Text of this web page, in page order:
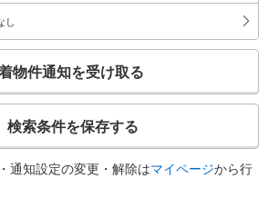
し
物件通知を受け取る
検索条件を保存する
通知設定の変更・解除はマイページから行